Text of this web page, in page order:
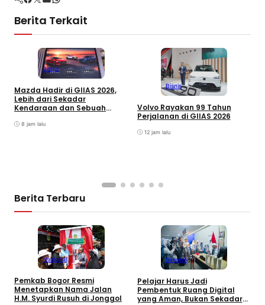
Berita Terkait
Bisnis
Mazda Hadir di GIIAS 2026,
Lebih dari Sekadar
Kendaraan dan Sebuah
8 jam lalu
Bisnis
Volvo Rayakan 99 Tahun
Perjalanan di GIIAS 2026
12 jam lalu
Berita Terbaru
Nasional
Pemkab Bogor Resmi
Menetapkan Nama Jalan
H.M. Syurdi Rusuh di Jonggol
Sekolah
Pelajar Harus Jadi
Pembentuk Ruang Digital
yang Aman, Bukan Sekadar